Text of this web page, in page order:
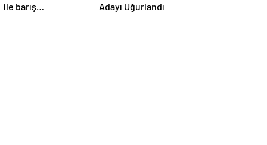
ile barış
Adayı Uğurlandı